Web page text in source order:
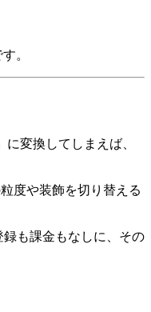
。
変換してしまえば、
度や装飾を切り替える
も課金もなしに、その